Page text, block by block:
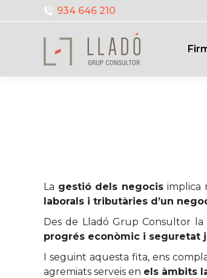
934 646 210
La gestió dels negocis implica
laborals i tributàries d’un
Des de Lladó Grup Consultor la
progrés econòmic i seguretat
I seguint aquesta fita, ens
agremiats serveis en els àmbits